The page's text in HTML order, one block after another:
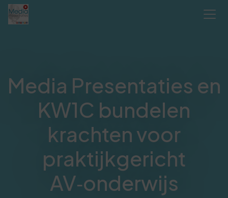
Media Presentaties en
KW1C bundelen
krachten voor
praktijkgericht
AV‑onderwijs